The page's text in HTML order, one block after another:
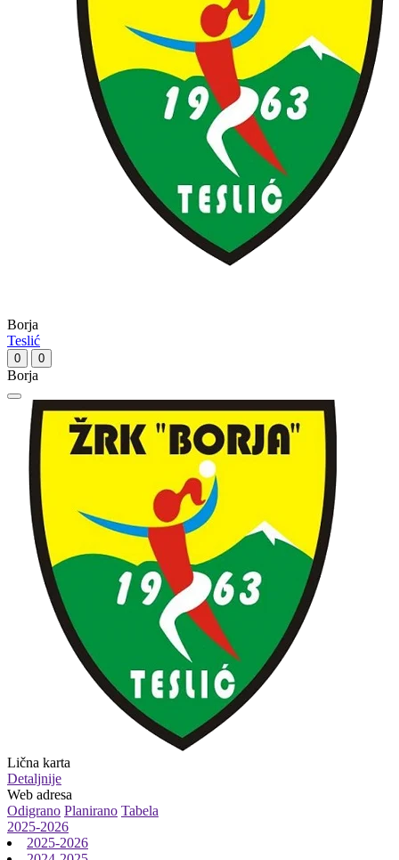
Borja
Teslić
0 0
Borja
Lična karta
Detaljnije
Web adresa
Odigrano Planirano Tabela
2025-2026
2025-2026